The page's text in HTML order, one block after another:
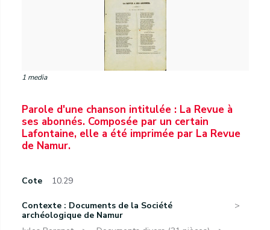
1 media
Parole d'une chanson intitulée : La Revue à
ses abonnés. Composée par un certain
Lafontaine, elle a été imprimée par La Revue
de Namur.
Cote 10.29
Contexte : Documents de la Société
archéologique de Namur